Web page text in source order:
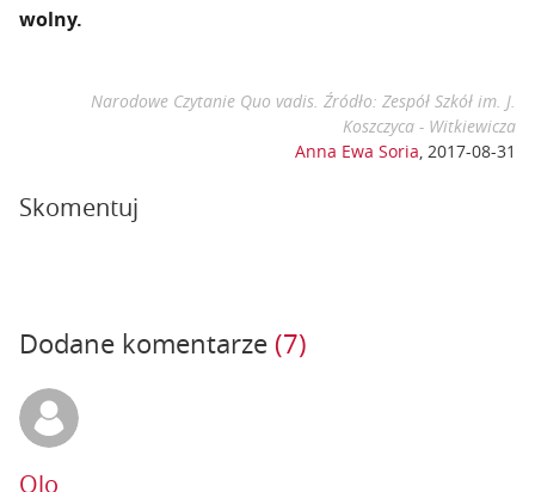
wolny.
Narodowe Czytanie Quo vadis. Źródło: Zespół Szkół im. J.
Koszczyca - Witkiewicza
Anna Ewa Soria, 2017-08-31
Skomentuj
Dodane komentarze (7)
Olo